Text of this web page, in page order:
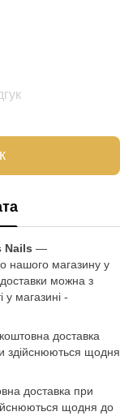
Nails —
нашого магазину у
можна з
магазині -
доставка
здійснюються щодня
доставка при
щодня до